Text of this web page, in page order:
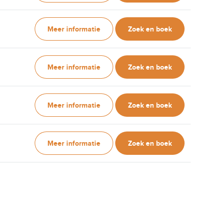
Meer informatie Zoek en boek
Meer informatie Zoek en boek
Meer informatie Zoek en boek
Meer informatie Zoek en boek